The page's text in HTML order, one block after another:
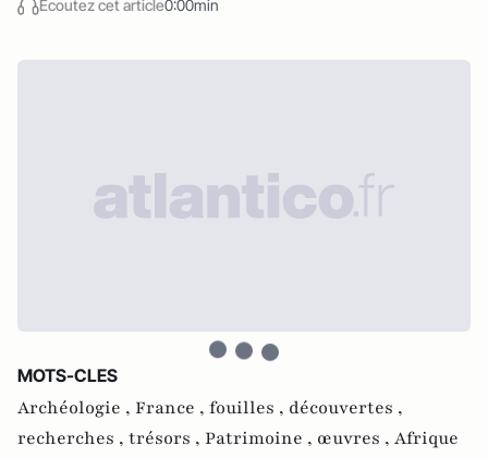
Écoutez cet article0:00min
MOTS-CLES
Archéologie , France , fouilles , découvertes ,
recherches , trésors , Patrimoine , œuvres , Afrique